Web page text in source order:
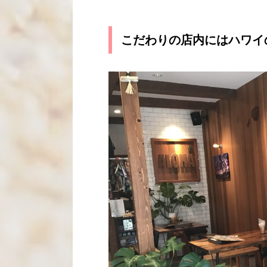
こだわりの店内にはハワ